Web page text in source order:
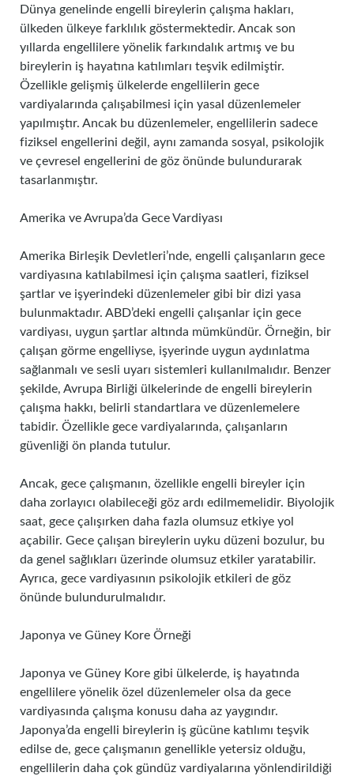
Dünya genelinde engelli bireylerin çalışma hakları,
ülkeden ülkeye farklılık göstermektedir. Ancak son
yıllarda engellilere yönelik farkındalık artmış ve bu
bireylerin iş hayatına katılımları teşvik edilmiştir.
Özellikle gelişmiş ülkelerde engellilerin gece
vardiyalarında çalışabilmesi için yasal düzenlemeler
yapılmıştır. Ancak bu düzenlemeler, engellilerin sadece
fiziksel engellerini değil, aynı zamanda sosyal, psikolojik
ve çevresel engellerini de göz önünde bulundurarak
tasarlanmıştır.
Amerika ve Avrupa’da Gece Vardiyası
Amerika Birleşik Devletleri’nde, engelli çalışanların gece
vardiyasına katılabilmesi için çalışma saatleri, fiziksel
şartlar ve işyerindeki düzenlemeler gibi bir dizi yasa
bulunmaktadır. ABD’deki engelli çalışanlar için gece
vardiyası, uygun şartlar altında mümkündür. Örneğin, bir
çalışan görme engelliyse, işyerinde uygun aydınlatma
sağlanmalı ve sesli uyarı sistemleri kullanılmalıdır. Benzer
şekilde, Avrupa Birliği ülkelerinde de engelli bireylerin
çalışma hakkı, belirli standartlara ve düzenlemelere
tabidir. Özellikle gece vardiyalarında, çalışanların
güvenliği ön planda tutulur.
Ancak, gece çalışmanın, özellikle engelli bireyler için
daha zorlayıcı olabileceği göz ardı edilmemelidir. Biyolojik
saat, gece çalışırken daha fazla olumsuz etkiye yol
açabilir. Gece çalışan bireylerin uyku düzeni bozulur, bu
da genel sağlıkları üzerinde olumsuz etkiler yaratabilir.
Ayrıca, gece vardiyasının psikolojik etkileri de göz
önünde bulundurulmalıdır.
Japonya ve Güney Kore Örneği
Japonya ve Güney Kore gibi ülkelerde, iş hayatında
engellilere yönelik özel düzenlemeler olsa da gece
vardiyasında çalışma konusu daha az yaygındır.
Japonya’da engelli bireylerin iş gücüne katılımı teşvik
edilse de, gece çalışmanın genellikle yetersiz olduğu,
engellilerin daha çok gündüz vardiyalarına yönlendirildiği